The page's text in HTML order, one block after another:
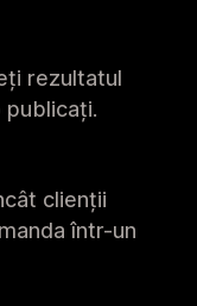
rezultatul
publicați.
clienții
într-un